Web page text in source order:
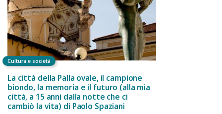
Cultura e società
La città della Palla ovale, il campione
biondo, la memoria e il futuro (alla mia
città, a 15 anni dalla notte che ci
cambiò la vita) di Paolo Spaziani